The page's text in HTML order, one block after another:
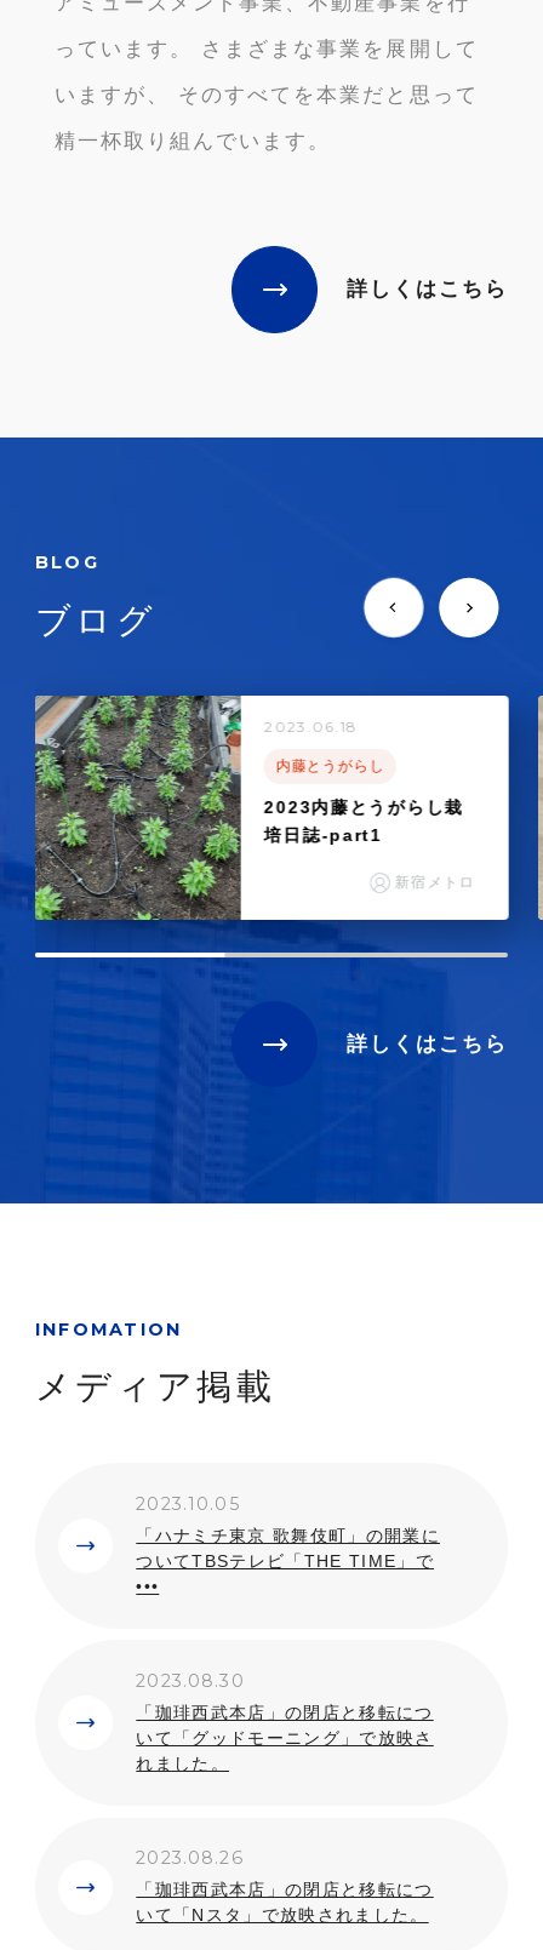
っています。 さまざまな事業を展開して
いますが、 そのすべてを本業だと思って
精一杯取り組んでいます。
詳しくはこちら
BLOG
ブログ
内藤とうがらし
2023内藤とうがらし栽
培日誌-part1
2023.06.18
新宿メトロ
詳しくはこちら
INFOMATION
メディア掲載
2023.10.05
「ハナミチ東京 歌舞伎町」の開業に
ついてTBSテレビ「THE TIME」で
•••
2023.08.30
「珈琲西武本店」の閉店と移転につ
いて「グッドモーニング」で放映さ
れました。
2023.08.26
「珈琲西武本店」の閉店と移転につ
いて「Nスタ」で放映されました。